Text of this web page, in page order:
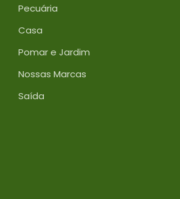
Pecuária
Casa
Pomar e Jardim
Nossas Marcas
Saída